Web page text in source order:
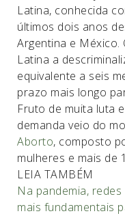
Latina, conhecida
últimos dois anos
Argentina e México.
Latina a
equivalente a seis
prazo mais longo
Fruto de muita luta
demanda veio do
Aborto, composto
mulheres e mais de
LEIA TAMBÉM
Na pandemia,
mais fundamentais